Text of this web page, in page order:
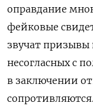
оправдание
фейковые
звучат
несогласных с
в заключении